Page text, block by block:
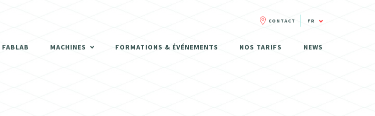
FABLAB MACHINES FORMATIONS & ÉVÉNEMENTS NOS TARIFS NEWS
CONTACT FR